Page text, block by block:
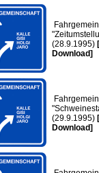
(28.9.1995)
Download]
(29.9.1995)
Download]